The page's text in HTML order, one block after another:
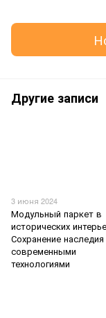
Другие записи
3 июня 2024
Модульный паркет в
исторических
Сохранение
современными
технологиями